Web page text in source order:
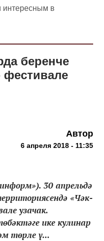
в
беренче
фестивале
Автор
6 апреля 2018 - 11:35
30 апрельдә
«Чәк-
узачак.
ике кулинар
төрле ү...